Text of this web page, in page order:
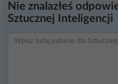
Nie znalazłeś
Sztucznej Inteligencji